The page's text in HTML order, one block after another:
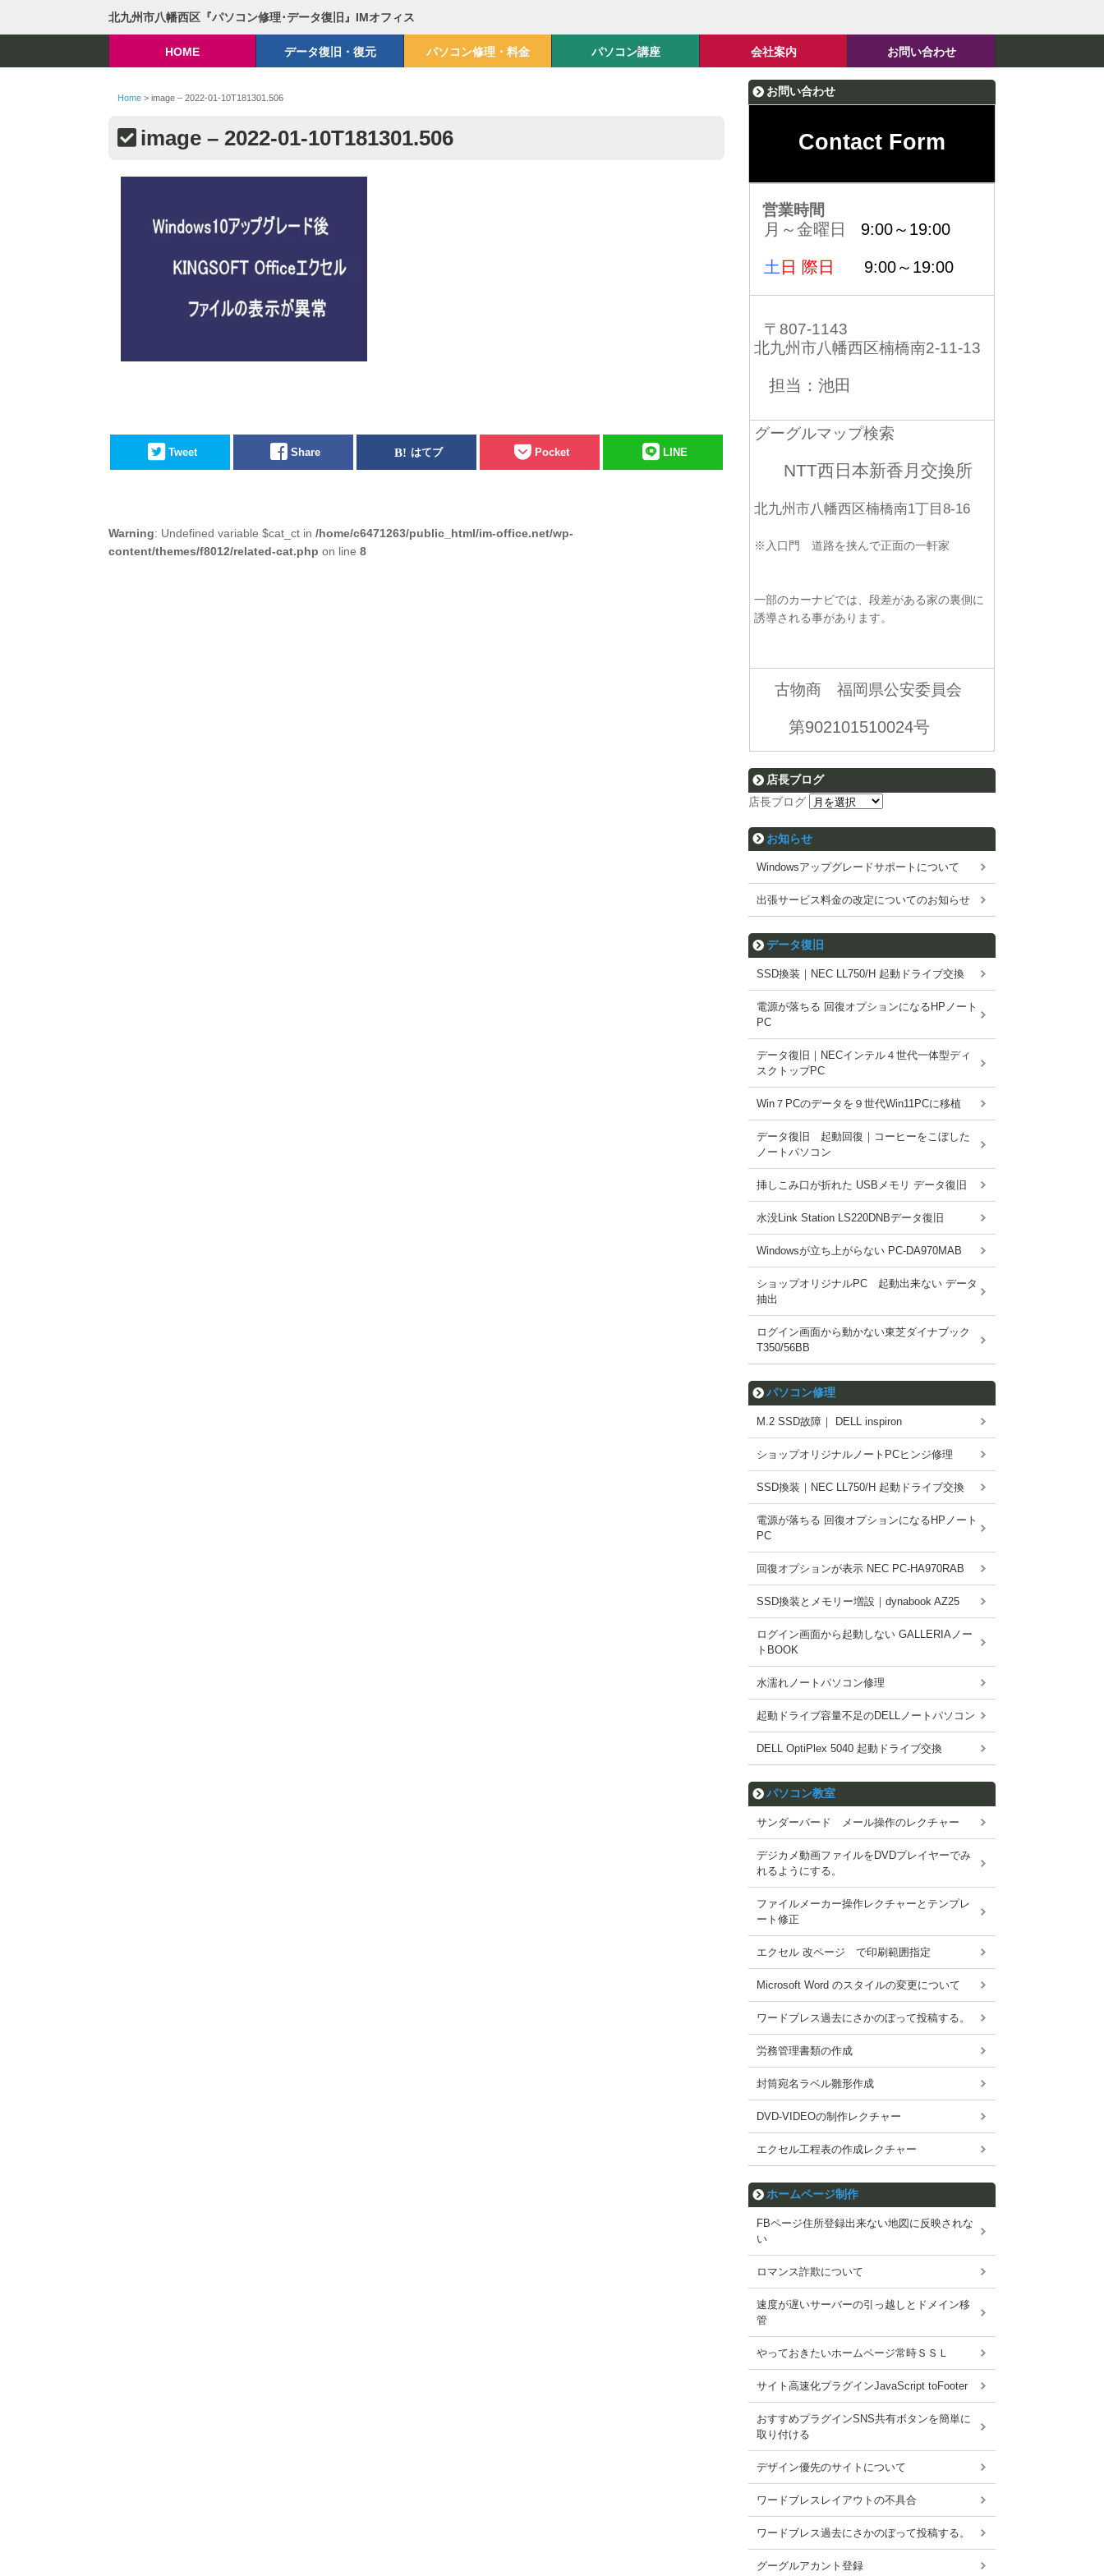
北九州市八幡西区『パソコン修理･データ復旧』IMオフィス
HOME データ復旧・復元 パソコン修理・料金 パソコン講座 会社案内 お問い合わせ
Home> image – 2022-01-10T181301.506
image – 2022-01-10T181301.506
Tweet Share はてブ Pocket LINE
Warning: Undefined variable $cat_ct in /home/c6471263/public_html/im-office.net/wp-
content/themes/f8012/related-cat.php on line 8
お問い合わせ
Contact Form
営業時間
月～金曜日 9:00～19:00
土 日 際日 9:00～19:00
〒807-1143
北九州市八幡西区楠橋南2-11-13
担当：池田
グーグルマップ検索
NTT西日本新香月交換所
北九州市八幡西区楠橋南1丁目8-16
※入口門 道路を挟んで正面の一軒家
一部のカーナビでは、段差がある家の裏側に
誘導される事があります。
古物商 福岡県公安委員会
第902101510024号
店長ブログ
店長ブログ
お知らせ
Windowsアップグレードサポートについて
出張サービス料金の改定についてのお知らせ
データ復旧
SSD換装｜NEC LL750/H 起動ドライブ交換
電源が落ちる 回復オプションになるHPノート
PC
データ復旧｜NECインテル４世代一体型ディ
スクトップPC
Win７PCのデータを９世代Win11PCに移植
データ復旧 起動回復｜コーヒーをこぼした
ノートパソコン
挿しこみ口が折れた USBメモリ データ復旧
水没Link Station LS220DNBデータ復旧
Windowsが立ち上がらない PC-DA970MAB
ショップオリジナルPC 起動出来ない データ
抽出
ログイン画面から動かない東芝ダイナブック
T350/56BB
パソコン修理
M.2 SSD故障｜ DELL inspiron
ショップオリジナルノートPCヒンジ修理
SSD換装｜NEC LL750/H 起動ドライブ交換
電源が落ちる 回復オプションになるHPノート
PC
回復オプションが表示 NEC PC-HA970RAB
SSD換装とメモリー増設｜dynabook AZ25
ログイン画面から起動しない GALLERIAノー
トBOOK
水濡れノートパソコン修理
起動ドライブ容量不足のDELLノートパソコン
DELL OptiPlex 5040 起動ドライブ交換
パソコン教室
サンダーバード メール操作のレクチャー
デジカメ動画ファイルをDVDプレイヤーでみ
れるようにする。
ファイルメーカー操作レクチャーとテンプレ
ート修正
エクセル 改ページ で印刷範囲指定
Microsoft Word のスタイルの変更について
ワードブレス過去にさかのぼって投稿する。
労務管理書類の作成
封筒宛名ラベル雛形作成
DVD-VIDEOの制作レクチャー
エクセル工程表の作成レクチャー
ホームページ制作
FBページ住所登録出来ない地図に反映されな
い
ロマンス詐欺について
速度が遅いサーバーの引っ越しとドメイン移
管
やっておきたいホームページ常時ＳＳＬ
サイト高速化プラグインJavaScript toFooter
おすすめプラグインSNS共有ボタンを簡単に
取り付ける
デザイン優先のサイトについて
ワードブレスレイアウトの不具合
ワードブレス過去にさかのぼって投稿する。
グーグルアカント登録